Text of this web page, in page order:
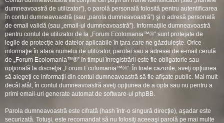
dumneavoastră de utilizator”), o parolă personală folosită pentru autentificarea
în contul dumneavoastră (sau „parola dumneavoastră”) şi o adresă personală
de email validă (sau „email-ul dumneavoastră”). Informaţiile dumneavoastră
pentru contul de utilizator de la „Forum Ecolomania™®” sunt protejate de
legile de protecţie ale datelor aplicabile în ţara care ne găzduieşte. Orice
informaţie în afara numelui de utilizator, parolei sau a adresei de e-mail cerută
de „Forum Ecolomania™®” în timpul înregistrării este fie obligatorie sau
opţională la discreţia „Forum Ecolomania™®”. În toate cazurile, aveţi opţiunea
să alegeţi ce informaţii din contul dumneavoastră să fie afişate public. Mai mult
decât atât, în contul dumneavoastră aveţi opţiunea de a opta sau nu pentru a
primi email-uri generate automat de software-ul phpBB.
Parola dumneavoastră este cifrată (hash într-o singură direcţie), aşadar este
securizată. Totuşi, este recomandat să nu folosiţi aceeaşi parolă pe mai multe